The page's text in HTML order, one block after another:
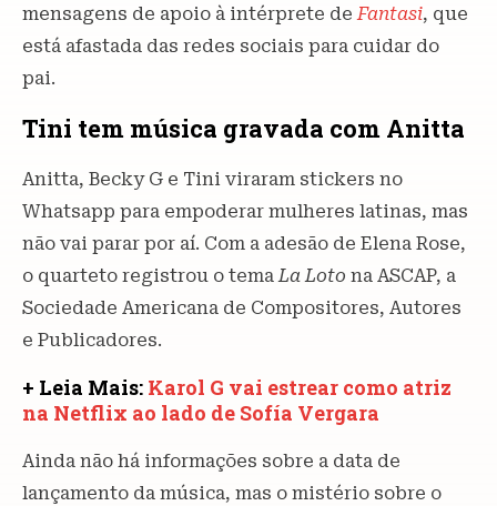
mensagens de apoio à intérprete deFantasi, que
está afastada das redes sociais para cuidar do
pai.
Tini tem música gravada com Anitta
Anitta, Becky G e Tini viraram stickers no
Whatsapp para empoderar mulheres latinas, mas
não vai parar por aí. Com a adesão de Elena Rose,
o quarteto registrou o temaLa Loto na ASCAP, a
Sociedade Americana de Compositores, Autores
e Publicadores.
+ Leia Mais: Karol G vai estrear como atriz
na Netflix ao lado de Sofía Vergara
Ainda não há informações sobre a data de
lançamento da música, mas o mistério sobre o